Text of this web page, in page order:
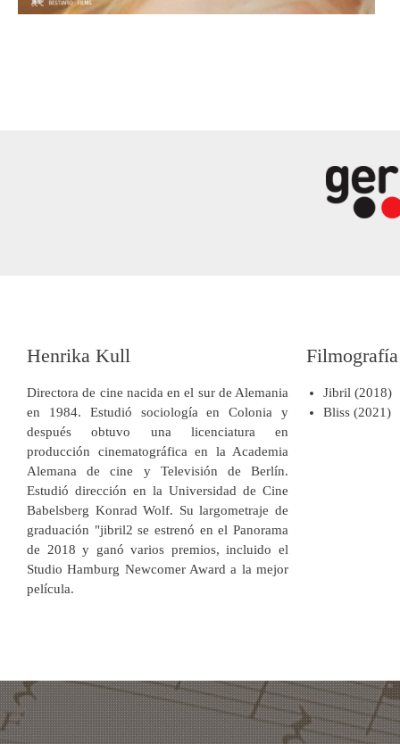
Henrika Kull
Directora de cine nacida en el sur de Alemania
en 1984. Estudió sociología en Colonia y
después obtuvo una licenciatura en
producción cinematográfica en la Academia
Alemana de cine y Televisión de Berlín.
Estudió dirección en la Universidad de Cine
Babelsberg Konrad Wolf. Su largometraje de
graduación "jibril2 se estrenó en el Panorama
de 2018 y ganó varios premios, incluido el
Studio Hamburg Newcomer Award a la mejor
película.
Jibril (2018)
Bliss (2021)